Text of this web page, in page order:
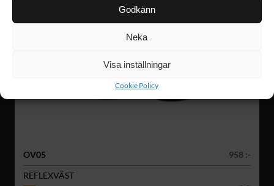
Godkänn
Neka
Visa inställningar
Cookie Policy
OV05
958 :-
REFLEXVÄST